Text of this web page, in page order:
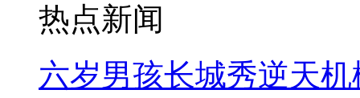
热点新闻
六岁男孩长城秀逆天机